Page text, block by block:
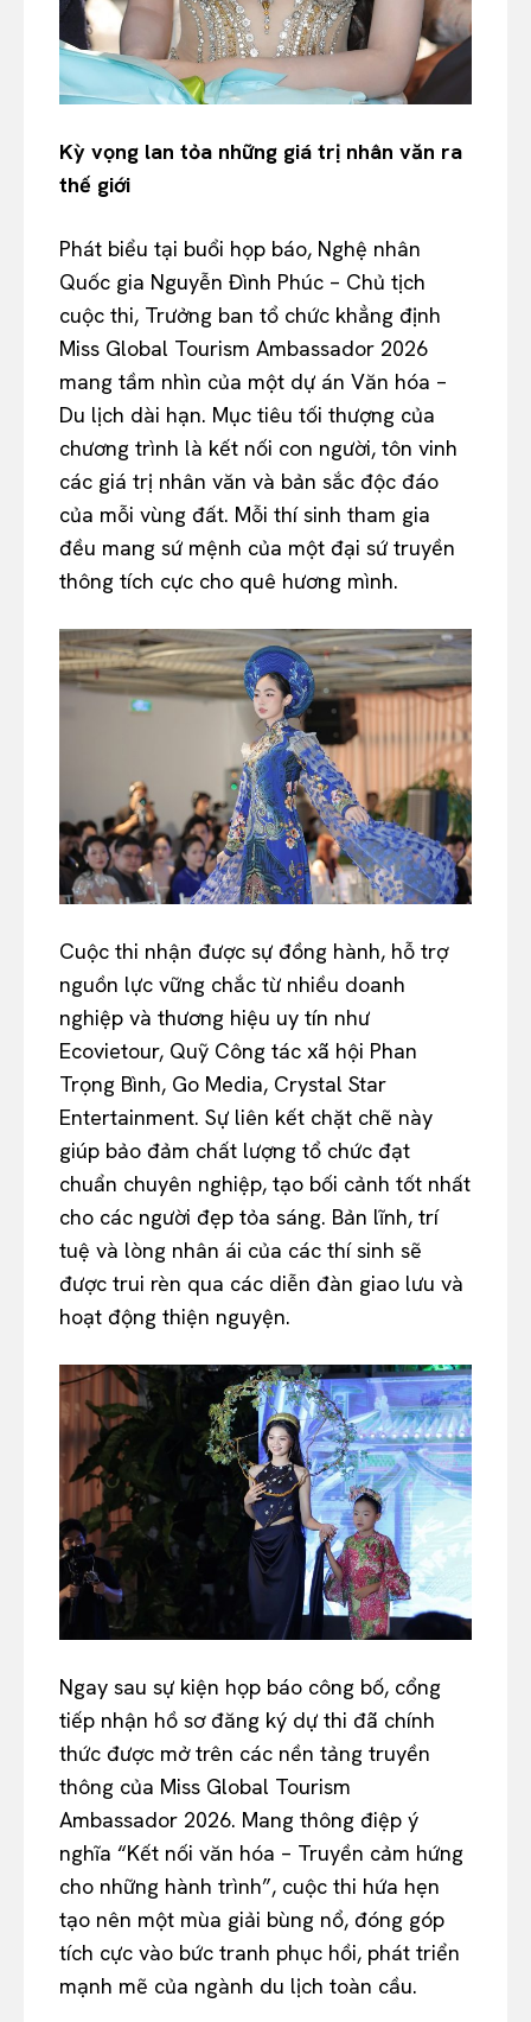
Kỳ vọng lan tỏa những giá trị nhân văn ra
thế giới
Phát biểu tại buổi họp báo, Nghệ nhân
Quốc gia Nguyễn Đình Phúc – Chủ tịch
cuộc thi, Trưởng ban tổ chức khẳng định
Miss Global Tourism Ambassador 2026
mang tầm nhìn của một dự án Văn hóa –
Du lịch dài hạn. Mục tiêu tối thượng của
chương trình là kết nối con người, tôn vinh
các giá trị nhân văn và bản sắc độc đáo
của mỗi vùng đất. Mỗi thí sinh tham gia
đều mang sứ mệnh của một đại sứ truyền
thông tích cực cho quê hương mình.
Cuộc thi nhận được sự đồng hành, hỗ trợ
nguồn lực vững chắc từ nhiều doanh
nghiệp và thương hiệu uy tín như
Ecovietour, Quỹ Công tác xã hội Phan
Trọng Bình, Go Media, Crystal Star
Entertainment. Sự liên kết chặt chẽ này
giúp bảo đảm chất lượng tổ chức đạt
chuẩn chuyên nghiệp, tạo bối cảnh tốt nhất
cho các người đẹp tỏa sáng. Bản lĩnh, trí
tuệ và lòng nhân ái của các thí sinh sẽ
được trui rèn qua các diễn đàn giao lưu và
hoạt động thiện nguyện.
Ngay sau sự kiện họp báo công bố, cổng
tiếp nhận hồ sơ đăng ký dự thi đã chính
thức được mở trên các nền tảng truyền
thông của Miss Global Tourism
Ambassador 2026. Mang thông điệp ý
nghĩa “Kết nối văn hóa – Truyền cảm hứng
cho những hành trình”, cuộc thi hứa hẹn
tạo nên một mùa giải bùng nổ, đóng góp
tích cực vào bức tranh phục hồi, phát triển
mạnh mẽ của ngành du lịch toàn cầu.